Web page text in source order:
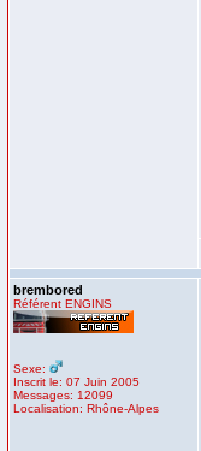
brembored
Référent ENGINS
Sexe:
Inscrit le: 07 Juin 2005
Messages: 12099
Localisation: Rhône-Alpes